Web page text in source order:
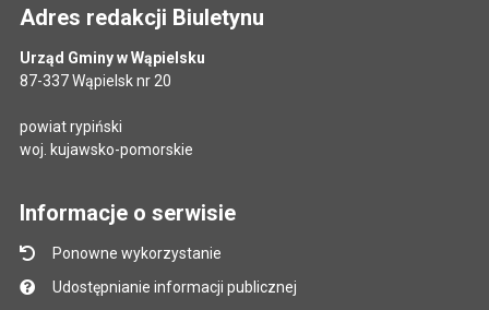
Adres redakcji Biuletynu
Urząd Gminy w Wąpielsku
87-337 Wąpielsk nr 20
powiat rypiński
woj. kujawsko-pomorskie
Informacje o serwisie
Ponowne wykorzystanie
Udostępnianie informacji publicznej